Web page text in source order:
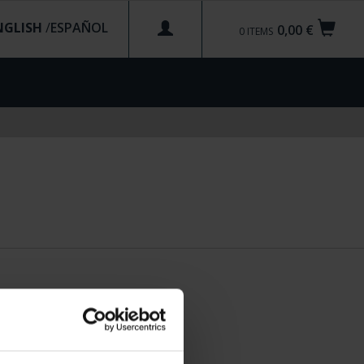
0,00 €
0 ITEMS
/